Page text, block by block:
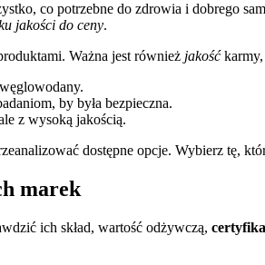
co potrzebne do zdrowia i dobrego
jakości do ceny.
Ważna jest również jakośćkarmy,
by była bezpieczna.
z wysoką jakością.
dostępne opcje. Wybierz tę,
marek
ich skład, wartość odżywczą,